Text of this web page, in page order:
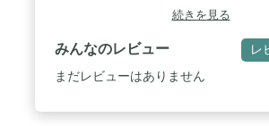
ーブル。 / 8インチ×12インチの卓上は
インチの位置で、キャニスターストー
コーヒーマグ、調理器具などに対応す
す。 / 4×12×3/4インチのコンパクト
かりと素早く折りたたむことができま
上のテーブルをスナップ連結しても
続きを見る
みんなのレビュー レ
まだレビューはありません